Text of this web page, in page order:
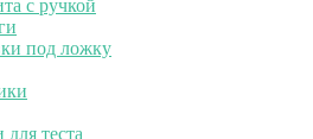
с ручкой
под ложку
теста